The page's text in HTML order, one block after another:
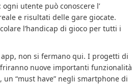
ogni utente può conoscere l’
e risultati delle gare giocate.
l’handicap di gioco per tutti i
non si fermano qui. I progetti di
nuove importanti funzionalità
“must have” negli smartphone di